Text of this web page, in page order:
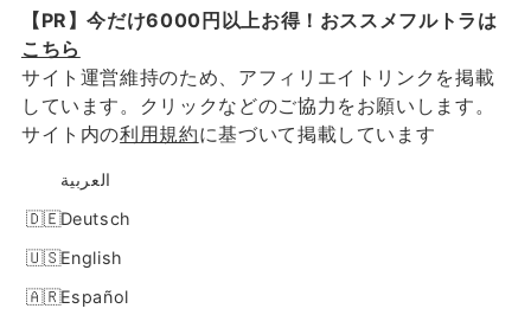
【PR】今だけ6000円以上お得！おススメフルトラは
こちら
サイト運営維持のため、アフィリエイトリンクを掲載
しています。クリックなどのご協力をお願いします。
サイト内の利用規約に基づいて掲載しています
العربية
Deutsch
English
Español